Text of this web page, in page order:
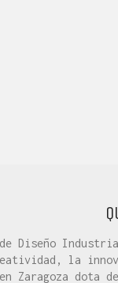
de Diseño
la
en Zaragoza